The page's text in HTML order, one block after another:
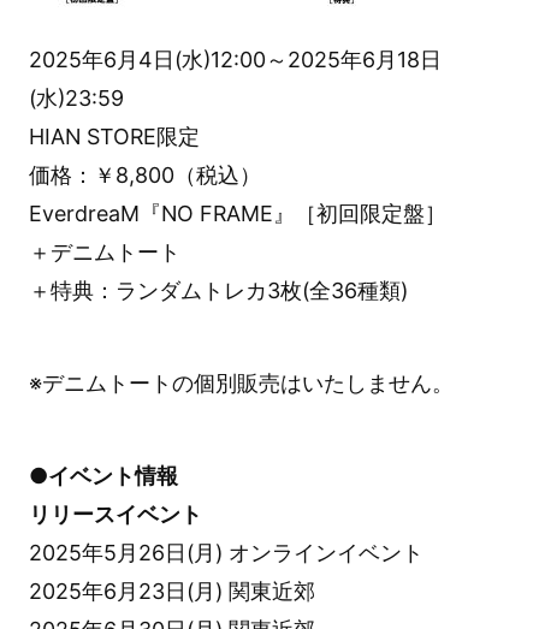
2025年6月4日(水)12:00～2025年6月18日
(水)23:59
HIAN STORE限定
価格：￥8,800（税込）
EverdreaM『NO FRAME』［初回限定盤］
＋デニムトート
＋特典：ランダムトレカ3枚(全36種類)
※デニムトートの個別販売はいたしません。
●イベント情報
リリースイベント
2025年5月26日(月) オンラインイベント
2025年6月23日(月) 関東近郊